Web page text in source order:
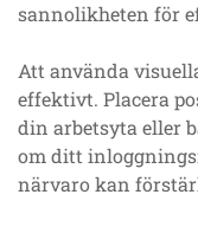
sannolikheten för
Att använda
effektivt. Placera
din arbetsyta eller
om ditt
närvaro kan